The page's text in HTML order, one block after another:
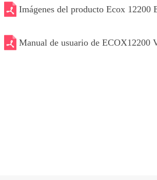
Imágenes del producto Ecox 12200
Manual de usuario de ECOX12200